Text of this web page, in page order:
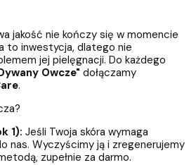
jakość nie kończy się w momencie
to inwestycja, dlatego nie
jej pielęgnacji. Do każdego
Owcze" dołączamy
.
1): Jeśli Twoja skóra wymaga
nas. Wyczyścimy ją i zregenerujemy
zupełnie za darmo.